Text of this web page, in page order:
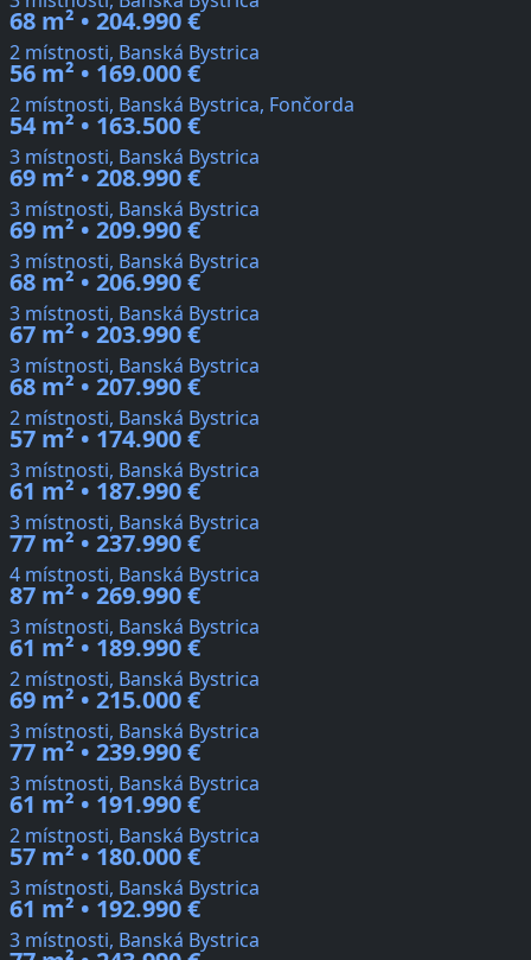
68 m² • 204.990 €
2 místnosti, Banská Bystrica
56 m² • 169.000 €
2 místnosti, Banská Bystrica, Fončorda
54 m² • 163.500 €
3 místnosti, Banská Bystrica
69 m² • 208.990 €
3 místnosti, Banská Bystrica
69 m² • 209.990 €
3 místnosti, Banská Bystrica
68 m² • 206.990 €
3 místnosti, Banská Bystrica
67 m² • 203.990 €
3 místnosti, Banská Bystrica
68 m² • 207.990 €
2 místnosti, Banská Bystrica
57 m² • 174.900 €
3 místnosti, Banská Bystrica
61 m² • 187.990 €
3 místnosti, Banská Bystrica
77 m² • 237.990 €
4 místnosti, Banská Bystrica
87 m² • 269.990 €
3 místnosti, Banská Bystrica
61 m² • 189.990 €
2 místnosti, Banská Bystrica
69 m² • 215.000 €
3 místnosti, Banská Bystrica
77 m² • 239.990 €
3 místnosti, Banská Bystrica
61 m² • 191.990 €
2 místnosti, Banská Bystrica
57 m² • 180.000 €
3 místnosti, Banská Bystrica
61 m² • 192.990 €
3 místnosti, Banská Bystrica